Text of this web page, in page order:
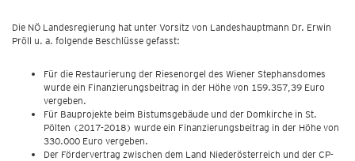
Die NÖ Landesregierung hat unter Vorsitz von Landeshauptmann Dr. Erwin
Pröll u. a. folgende Beschlüsse gefasst:
Für die Restaurierung der Riesenorgel des Wiener Stephansdomes
wurde ein Finanzierungsbeitrag in der Höhe von 159.357,39 Euro
vergeben.
Für Bauprojekte beim Bistumsgebäude und der Domkirche in St.
Pölten (2017-2018) wurde ein Finanzierungsbeitrag in der Höhe von
330.000 Euro vergeben.
Der Fördervertrag zwischen dem Land Niederösterreich und der CP-